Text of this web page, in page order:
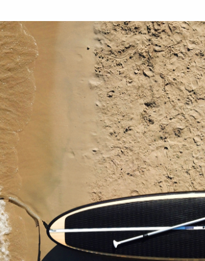
Колосов, тренер клуба World Class
Земляной вал, рассказал о нем
подробнее.